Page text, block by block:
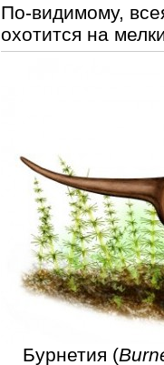
По-видимому,
охотится на
Бурнетия (